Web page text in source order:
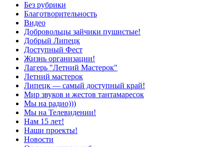
Без рубрики
Благотворительность
Видео
Добровольцы зайчики пушистые!
Добрый Липецк
Доступный Фест
Жизнь организации!
Лагерь "Летний Мастерок"
Летний мастерок
Липецк — самый доступный край!
Мир звуков и жестов тантамаресок
Мы на радио)))
Мы на Телевидении!
Нам 15 лет!
Наши проекты!
Новости